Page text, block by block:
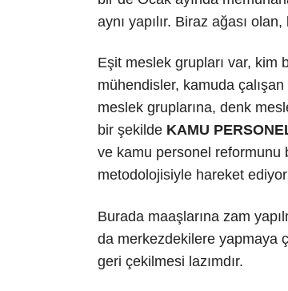
aynı yapılır. Biraz ağası
Eşit meslek grupları var, kim
mühendisler, kamuda
meslek gruplarına, denk
bir şekilde KAMU
ve kamu personel reformunu
metodolojisiyle hareket
Burada maaşlarına zam
da merkezdekilere yapmaya
geri çekilmesi lazımdır.